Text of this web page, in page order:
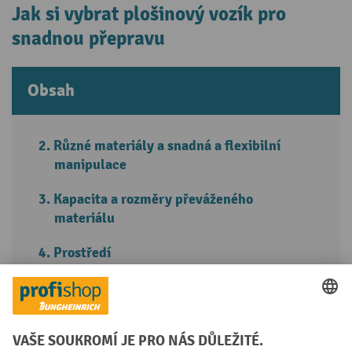
Jak si vybrat plošinový vozík pro
snadnou přepravu
Obsah
Různé materiály a snadná a flexibilní
manipulace
Kapacita a rozměry převáženého
materiálu
Prostředí
Flexibilita a četnost použití